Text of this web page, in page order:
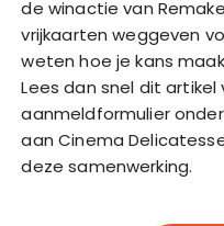
de winactie van
vrijkaarten weggeven
weten hoe je kans
Lees dan snel dit artikel
aanmeldformulier
aan Cinema
deze samenwerking.